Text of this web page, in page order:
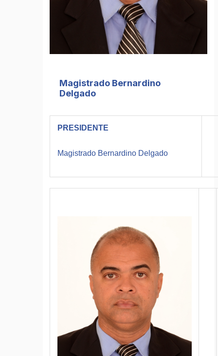
Magistrado Bernardino
Delgado
PRESIDENTE
Magistrado Bernardino Delgado